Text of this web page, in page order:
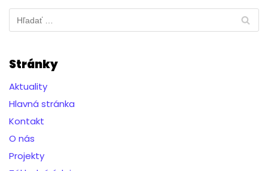
Stránky
Aktuality
Hlavná stránka
Kontakt
O nás
Projekty